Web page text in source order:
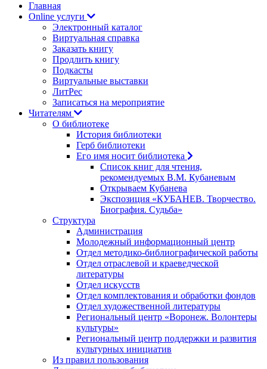
Главная
Online услуги
Электронный каталог
Виртуальная справка
Заказать книгу
Продлить книгу
Подкасты
Виртуальные выставки
ЛитРес
Записаться на мероприятие
Читателям
О библиотеке
История библиотеки
Герб библиотеки
Его имя носит библиотека
Список книг для чтения,
рекомендуемых В.М. Кубаневым
Открываем Кубанева
Экспозиция «КУБАНЕВ. Творчество.
Биография. Судьба»
Структура
Администрация
Молодежный информационный центр
Отдел методико-библиографической работы
Отдел отраслевой и краеведческой
литературы
Отдел искусств
Отдел комплектования и обработки фондов
Отдел художественной литературы
Региональный центр «Воронеж. Волонтеры
культуры»
Региональный центр поддержки и развития
культурных инициатив
Из правил пользования